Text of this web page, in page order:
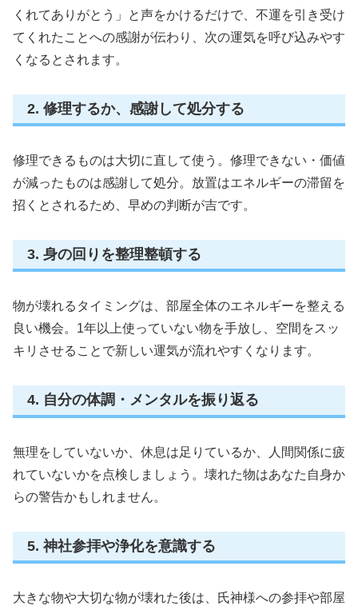
くれてありがとう」と声をかけるだけで、不運を引き受け
てくれたことへの感謝が伝わり、次の運気を呼び込みやす
くなるとされます。
2. 修理するか、感謝して処分する
修理できるものは大切に直して使う。修理できない・価値
が減ったものは感謝して処分。放置はエネルギーの滞留を
招くとされるため、早めの判断が吉です。
3. 身の回りを整理整頓する
物が壊れるタイミングは、部屋全体のエネルギーを整える
良い機会。1年以上使っていない物を手放し、空間をスッ
キリさせることで新しい運気が流れやすくなります。
4. 自分の体調・メンタルを振り返る
無理をしていないか、休息は足りているか、人間関係に疲
れていないかを点検しましょう。壊れた物はあなた自身か
らの警告かもしれません。
5. 神社参拝や浄化を意識する
大きな物や大切な物が壊れた後は、氏神様への参拝や部屋